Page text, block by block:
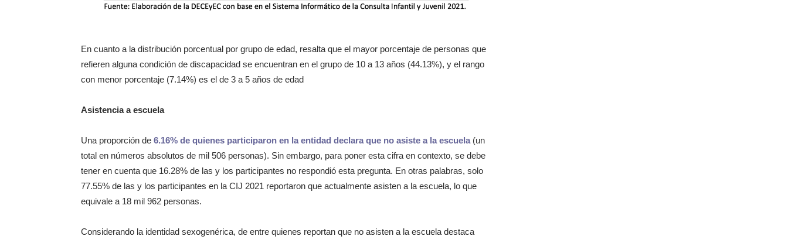
En cuanto a la distribución porcentual por grupo de edad, resalta que el mayor porcentaje de personas que
refieren alguna condición de discapacidad se encuentran en el grupo de 10 a 13 años (44.13%), y el rango
con menor porcentaje (7.14%) es el de 3 a 5 años de edad
Asistencia a escuela
Una proporción de 6.16% de quienes participaron en la entidad declara que no asiste a la escuela (un
total en números absolutos de mil 506 personas). Sin embargo, para poner esta cifra en contexto, se debe
tener en cuenta que 16.28% de las y los participantes no respondió esta pregunta. En otras palabras, solo
77.55% de las y los participantes en la CIJ 2021 reportaron que actualmente asisten a la escuela, lo que
equivale a 18 mil 962 personas.
Considerando la identidad sexogenérica, de entre quienes reportan que no asisten a la escuela destaca